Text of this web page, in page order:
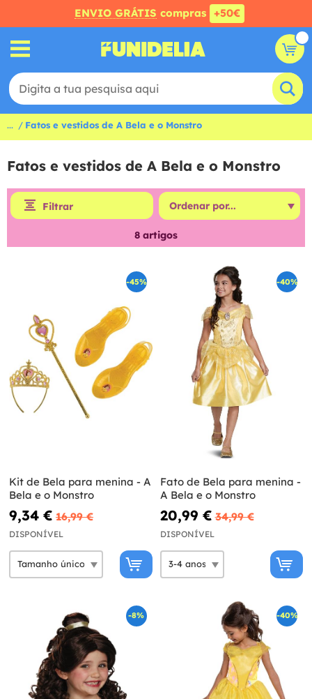
ENVIO GRÁTIS compras +50€
... Fatos e vestidos de A Bela e o Monstro
Fatos e vestidos de A Bela e o Monstro
Filtrar
8 artigos
-45%
Kit de Bela para menina - A
Bela e o Monstro
9,34 € 16,99 €
DISPONÍVEL
-40%
Fato de Bela para menina -
A Bela e o Monstro
20,99 € 34,99 €
DISPONÍVEL
-8% -40%